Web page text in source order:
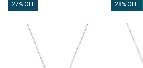
27% OFF 28% OFF